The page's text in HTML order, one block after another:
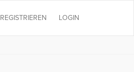
LOGIN
REGISTRIEREN